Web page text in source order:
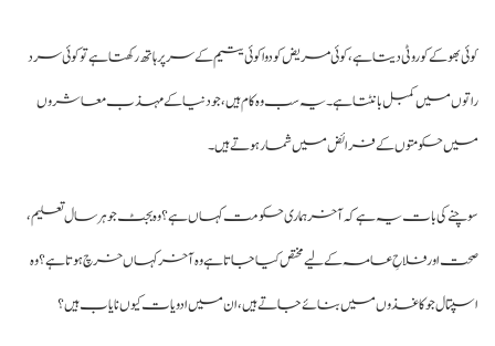
بھوکے کو روٹی دیتا ہے، کوئی مریض کو دوا کوئی یتیم کے سر پر ہاتھ رکھتا ہے توکوئی سرد
میں کمبل بانٹتا ہے۔ یہ سب وہ کام ہیں، جو دنیا کے مہذب معاشروں
حکومتوں کے فرائض میں شمار ہوتے ہیں۔
کی بات یہ ہے کہ آخر ہماری حکومت کہاں ہے؟ وہ بجٹ جو ہر سال تعلیم،
اور فلاحِ عامہ کے لیے مختص کیا جاتا ہے وہ آخرکہاں خرچ ہوتا ہے؟ وہ
جوکاغذوں میں بنائے جاتے ہیں، ان میں ادویات کیوں نایاب ہیں؟